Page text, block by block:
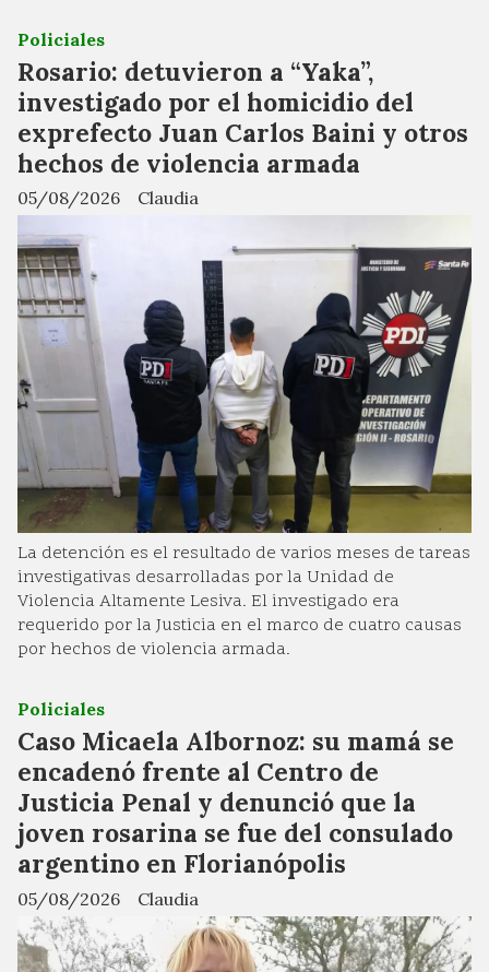
Rosario: detuvieron a “Yaka”,
investigado por el homicidio del
exprefecto Juan Carlos Baini y otros
hechos de violencia armada
Claudia
Policiales
05/08/2026
La detención es el resultado de varios meses de tareas
investigativas desarrolladas por la Unidad de
Violencia Altamente Lesiva. El investigado era
requerido por la Justicia en el marco de cuatro causas
por hechos de violencia armada.
Caso Micaela Albornoz: su mamá se
encadenó frente al Centro de
Justicia Penal y denunció que la
joven rosarina se fue del consulado
argentino en Florianópolis
Claudia
Policiales
05/08/2026